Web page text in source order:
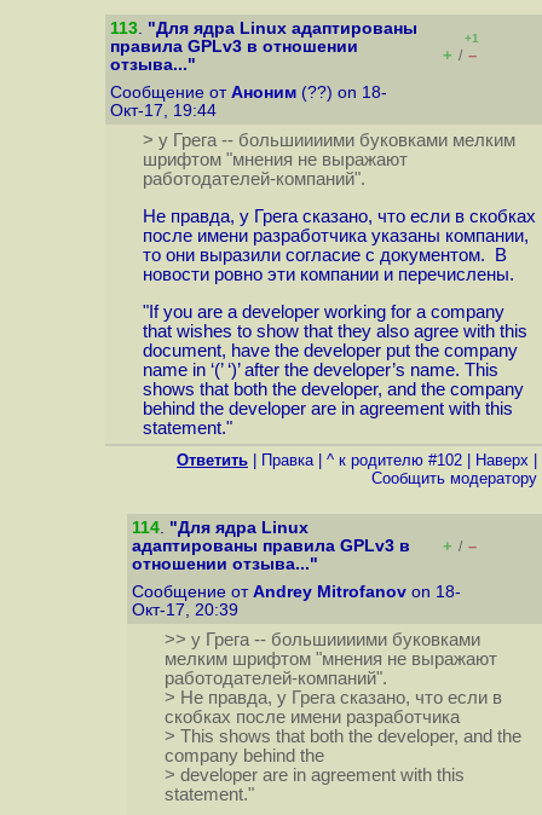
113. "Для ядра Linux адаптированы
правила GPLv3 в отношении
отзыва..."
+1
+ / –
Сообщение от Аноним (??) on 18-
Окт-17, 19:44
> у Грега -- большиииими буковками мелким
шрифтом "мнения не выражают
работодателей-компаний".
Не правда, у Грега сказано, что если в скобках
после имени разработчика указаны компании,
то они выразили согласие с документом. В
новости ровно эти компании и перечислены.
"If you are a developer working for a company
that wishes to show that they also agree with this
document, have the developer put the company
name in ‘(’ ‘)’ after the developer’s name. This
shows that both the developer, and the company
behind the developer are in agreement with this
statement."
Ответить Правка| ^ к родителю #102 Наверх
Cообщить модератору
114. "Для ядра Linux
адаптированы правила GPLv3 в
отношении отзыва..."
+ / –
Сообщение от Andrey Mitrofanov on 18-
Окт-17, 20:39
>> у Грега -- большиииими буковками
мелким шрифтом "мнения не выражают
работодателей-компаний".
> Не правда, у Грега сказано, что если в
скобках после имени разработчика
> This shows that both the developer, and the
company behind the
> developer are in agreement with this
statement."